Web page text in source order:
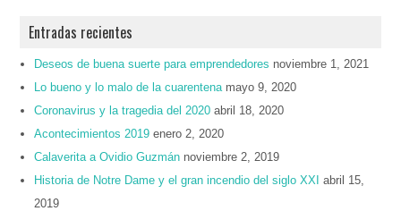
Entradas recientes
Deseos de buena suerte para emprendedores noviembre 1, 2021
Lo bueno y lo malo de la cuarentena mayo 9, 2020
Coronavirus y la tragedia del 2020 abril 18, 2020
Acontecimientos 2019 enero 2, 2020
Calaverita a Ovidio Guzmán noviembre 2, 2019
Historia de Notre Dame y el gran incendio del siglo XXI
abril 15,
2019